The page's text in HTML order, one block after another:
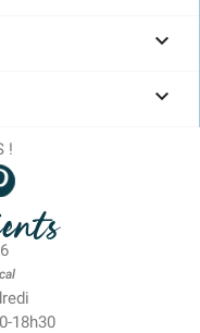


!
18h30